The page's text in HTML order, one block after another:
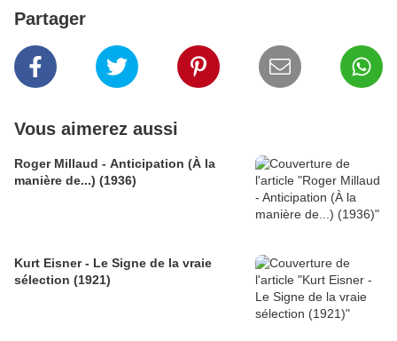
Partager
Vous aimerez aussi
Roger Millaud - Anticipation (À la
manière de...) (1936)
Kurt Eisner - Le Signe de la vraie
sélection (1921)